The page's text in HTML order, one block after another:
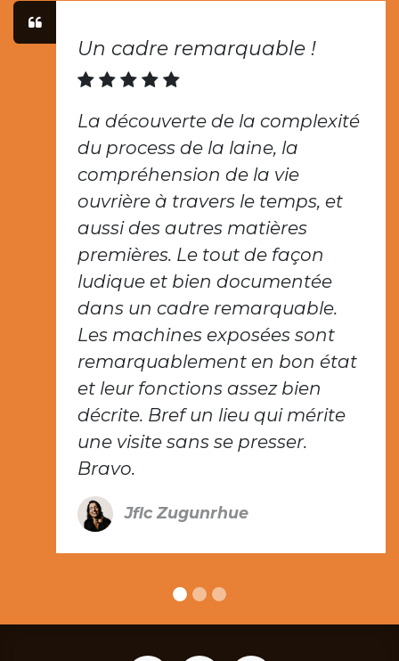
Un cadre remarquable !
La découverte de la complexité
du process de la laine, la
compréhension de la vie
ouvrière à travers le temps, et
aussi des autres matières
premières. Le tout de façon
ludique et bien documentée
dans un cadre remarquable.
Les machines exposées sont
remarquablement en bon état
et leur fonctions assez bien
décrite. Bref un lieu qui mérite
une visite sans se presser.
Bravo.
Jflc Zugunrhue